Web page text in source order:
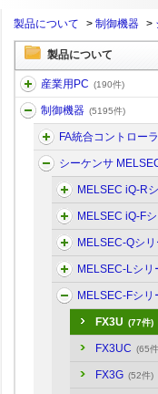
製品について > 制御機器 >
製品について
産業用PC (190件)
制御機器 (5195件)
FA統合コントロー
シーケンサ
MELSEC iQ-R
MELSEC iQ-F
MELSEC-Qシ
MELSEC-Lシリ
MELSEC-Fシリ
FX3U (77件)
FX3UC (65
FX3G (52件)